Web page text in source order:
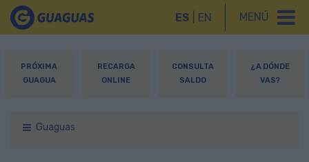
MENÚ
ES EN
PRÓXIMA
GUAGUA
RECARGA
ONLINE
CONSULTA
SALDO
¿A DÓNDE
VAS?
Guaguas